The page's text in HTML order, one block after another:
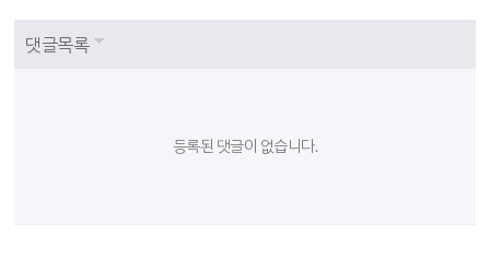
댓글목록
등록된 댓글이 없습니다.